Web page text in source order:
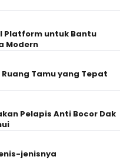
Platform untuk Bantu
Modern
Tamu yang Tepat
Pelapis Anti Bocor Dak
jenisnya